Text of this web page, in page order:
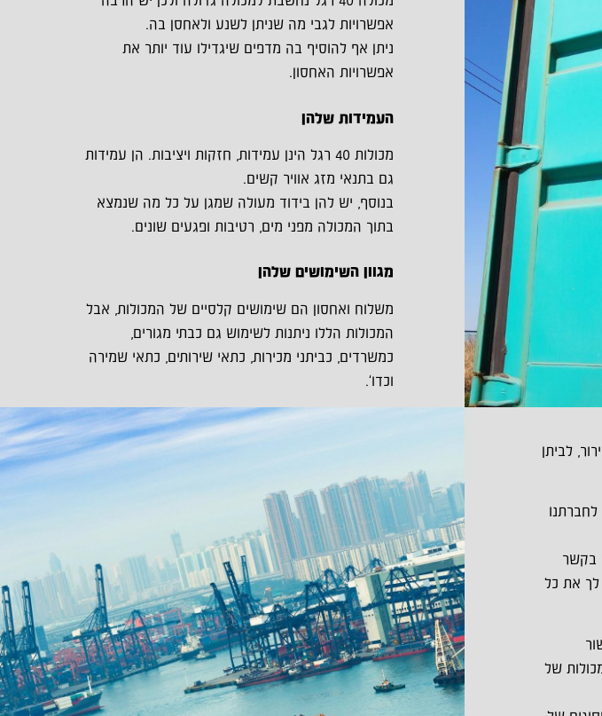
אפשרויות לגבי מה שניתן לשנע ולאחסן בה.
ניתן אף להוסיף בה מדפים שיגדילו עוד יותר את
אפשרויות האחסון.
העמידות שלהן
מכולות 40 רגל הינן עמידות, חזקות ויציבות. הן עמידות
גם בתנאי מזג אוויר קשים.
בנוסף, יש להן בידוד מעולה שמגן על כל מה שנמצא
בתוך המכולה מפני מים, רטיבות ופגעים שונים.
מגוון השימושים שלהן
משלוח ואחסון הם שימושים קלסיים של המכולות, אבל
המכולות הללו ניתנות לשימוש גם כבתי מגורים,
כמשרדים, כביתני מכירות, כתאי שירותים, כתאי שמירה
וכדו'.
לקירור, לביתן
בקשר
לך את כל
של